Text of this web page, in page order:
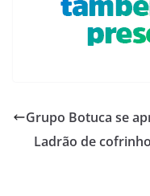
Grupo Botuca se
Ladrão de